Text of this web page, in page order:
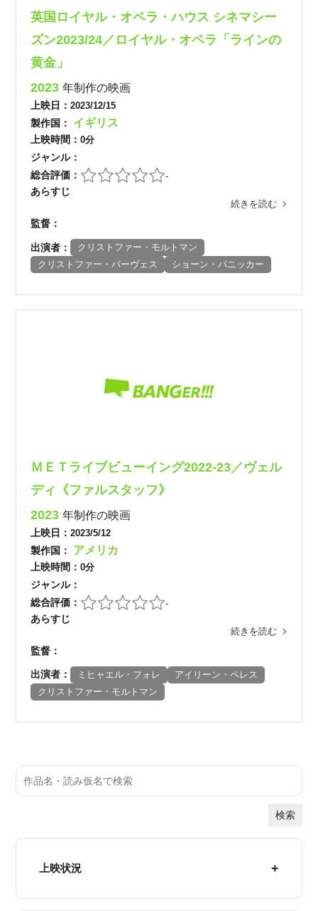
英国ロイヤル・オペラ・ハウス シネマシー
ズン2023/24／ロイヤル・オペラ「ラインの
黄金」
2023年制作の映画
上映日：2023/12/15
製作国： イギリス
上映時間：0分
ジャンル：
総合評価：
-
あらすじ
続きを読む
監督：
出演者：
クリストファー・モルトマン
クリストファー・パーヴェス
ショーン・パニッカー
ＭＥＴライブビューイング2022-23／ヴェル
ディ《ファルスタッフ》
2023年制作の映画
上映日：2023/5/12
製作国： アメリカ
上映時間：0分
ジャンル：
総合評価：
-
あらすじ
続きを読む
監督：
出演者： ミヒャエル・フォレ
アイリーン・ペレス
クリストファー・モルトマン
検索
上映状況